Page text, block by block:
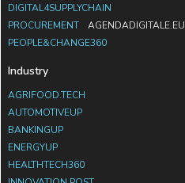
DIGITAL4SUPPLYCHAIN
PROCUREMENT
AGENDADIGITALE.EU
PEOPLE&CHANGE360
Industry
AGRIFOOD.TECH
AUTOMOTIVEUP
BANKINGUP
ENERGYUP
HEALTHTECH360